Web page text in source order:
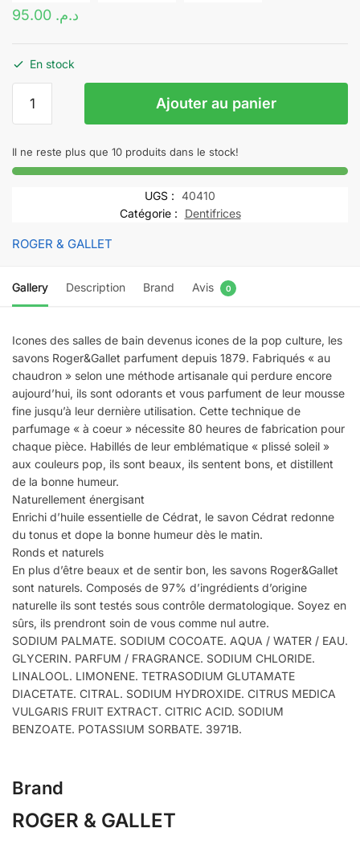
د.م.
En stock
&
GALLET
|
Ajouter au panier
Il ne reste plus que 10 produits dans le stock!
UGS : 40410
Catégorie :
Dentifrices
ROGER & GALLET
Gallery Description Brand Avis 0
Icones des salles de bain devenus icones de la pop culture, les
savons Roger&Gallet parfument depuis 1879. Fabriqués « au
chaudron » selon une méthode artisanale qui perdure encore
aujourd’hui, ils sont odorants et vous parfument de leur mousse
fine jusqu’à leur dernière utilisation. Cette technique de
parfumage « à coeur » nécessite 80 heures de fabrication pour
chaque pièce. Habillés de leur emblématique « plissé soleil »
aux couleurs pop, ils sont beaux, ils sentent bons, et distillent
de la bonne humeur.
Naturellement énergisant
Enrichi d’huile essentielle de Cédrat, le savon Cédrat redonne
du tonus et dope la bonne humeur dès le matin.
Ronds et naturels
En plus d’être beaux et de sentir bon, les savons Roger&Gallet
sont naturels. Composés de 97% d’ingrédients d’origine
naturelle ils sont testés sous contrôle dermatologique. Soyez en
sûrs, ils prendront soin de vous comme nul autre.
SODIUM PALMATE. SODIUM COCOATE. AQUA / WATER / EAU.
GLYCERIN. PARFUM / FRAGRANCE. SODIUM CHLORIDE.
LINALOOL. LIMONENE. TETRASODIUM GLUTAMATE
DIACETATE. CITRAL. SODIUM HYDROXIDE. CITRUS MEDICA
VULGARIS FRUIT EXTRACT. CITRIC ACID. SODIUM
BENZOATE. POTASSIUM SORBATE. 3971B.
Brand
ROGER & GALLET